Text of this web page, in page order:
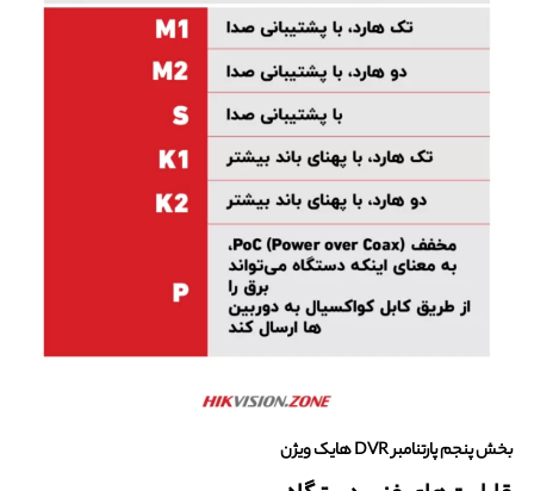
بخش پنجم پارتنامبر DVR هایک ویژن